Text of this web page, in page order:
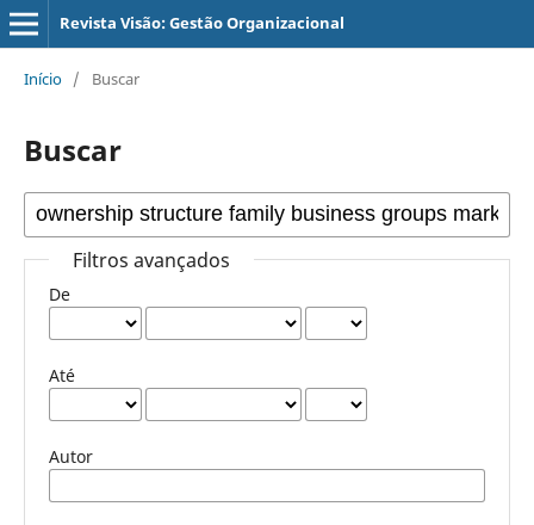
Revista Visão: Gestão Organizacional
Início / Buscar
Buscar
Filtros avançados
De
Até
Autor